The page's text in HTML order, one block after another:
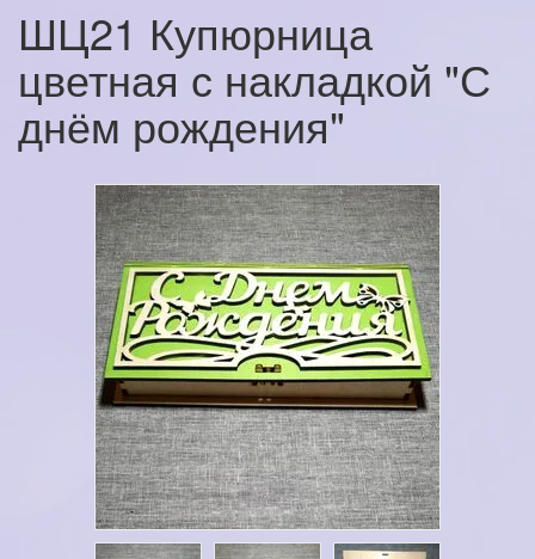
ШЦ21 Купюрница
цветная с накладкой "С
днём рождения"